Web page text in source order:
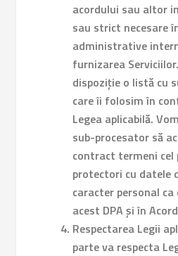
acordului sau altor
sau strict necesare
administrative
furnizarea
dispoziție o listă cu
care îi folosim în
Legea aplicabilă.
sub-procesator să
contract termeni cel
protectori cu datele
caracter personal
acest DPA și în
Respectarea Legii
parte va respecta